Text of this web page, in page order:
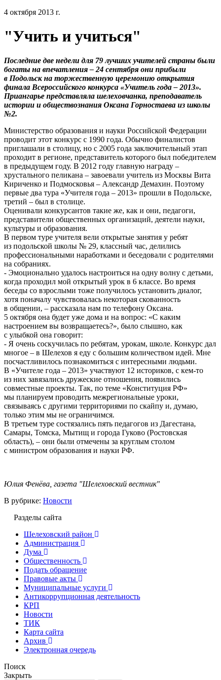
4 октября 2013 г.
"Учить и учиться"
Последние две недели для 79 лучших учителей страны были
богаты на впечатления – 24 сентября они прибыли
в Подольск на торжественную церемонию открытия
финала Всероссийского конкурса «Учитель года – 2013».
Приангарье представляла шелеховчанка, преподаватель
истории и обществознания Оксана Горностаева из школы
№2.
Министерство образования и науки Российской Федерации
проводит этот конкурс с 1990 года. Обычно финалистов
приглашали в столицу, но с 2005 года заключительный этап
проходит в регионе, представитель которого был победителем
в предыдущем году. В 2012 году главную награду –
хрустального пеликана – завоевали учитель из Москвы Вита
Кириченко и Подмосковья – Александр Демахин. Поэтому
первые два тура «Учителя года – 2013» прошли в Подольске,
третий – был в столице.
Оценивали конкурсантов такие же, как и они, педагоги,
представители общественных организаций, деятели науки,
культуры и образования.
В первом туре учителя вели открытые занятия у ребят
из подольской школы № 29, классный час, делились
профессиональными наработками и беседовали с родителями
на собраниях.
- Эмоционально удалось настроиться на одну волну с детьми,
когда проходил мой открытый урок в 6 классе. Во время
беседы со взрослыми тоже получилось установить диалог,
хотя поначалу чувствовалась некоторая скованность
в общении, – рассказала нам по телефону Оксана.
5 октября она будет уже дома и на вопрос: «С каким
настроением вы возвращаетесь?», было слышно, как
с улыбкой она говорит:
- Я очень соскучилась по ребятам, урокам, школе. Конкурс дал
многое – в Шелехов я еду с большим количеством идей. Мне
посчастливилось познакомиться с интересными людьми.
В «Учителе года – 2013» участвуют 12 историков, с кем-то
из них завязались дружеские отношения, появились
совместные проекты. Так, по теме «Конституция РФ»
мы планируем проводить межрегиональные уроки,
связываясь с другими территориями по скайпу и, думаю,
только этим мы не ограничимся.
В третьем туре состязались пять педагогов из Дагестана,
Самары, Томска, Мытищ и города Гуково (Ростовская
область), – они были отмечены за круглым столом
с министром образования и науки РФ.
Юлия Фенёва, газета "Шелеховский вестник"
В рубрике: Новости
Разделы сайта
Шелеховский район
Администрация
Дума
Общественность
Подать обращение
Правовые акты
Муниципальные услуги
Антикоррупционная деятельность
КРП
Новости
ТИК
Карта сайта
Архив
Электронная очередь
Поиск
Закрыть